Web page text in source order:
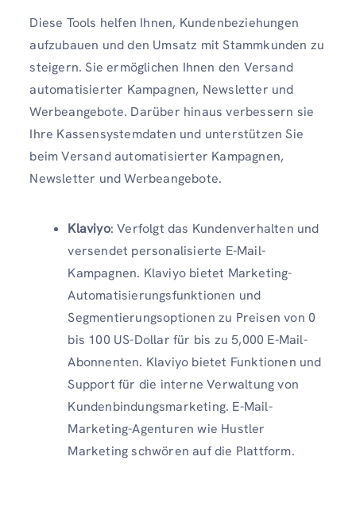
Diese Tools helfen Ihnen, Kundenbeziehungen
aufzubauen und den Umsatz mit Stammkunden zu
steigern. Sie ermöglichen Ihnen den Versand
automatisierter Kampagnen, Newsletter und
Werbeangebote. Darüber hinaus verbessern sie
Ihre Kassensystemdaten und unterstützen Sie
beim Versand automatisierter Kampagnen,
Newsletter und Werbeangebote.
Klaviyo: Verfolgt das Kundenverhalten und
versendet personalisierte E-Mail-
Kampagnen. Klaviyo bietet Marketing-
Automatisierungsfunktionen und
Segmentierungsoptionen zu Preisen von 0
bis 100 US-Dollar für bis zu 5,000 E-Mail-
Abonnenten. Klaviyo bietet Funktionen und
Support für die interne Verwaltung von
Kundenbindungsmarketing. E-Mail-
Marketing-Agenturen wie Hustler
Marketing schwören auf die Plattform.